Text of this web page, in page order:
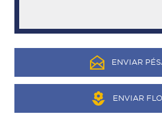
ENVIAR
ENVIAR